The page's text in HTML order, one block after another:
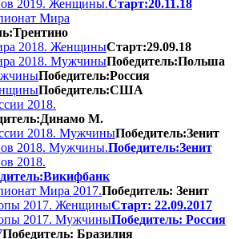
2019. Женщины.Старт:20.11.18
Мира
2018. ЖенщиныСтарт:29.09.18
2018. МужчиныПобедитель:Польша
Победитель:Россия
Победитель:США
2018.
М.
2018. МужчиныПобедитель:Зенит
2018. Мужчины.Победитель:Зенит
2018.
Мира 2017.Победитель: Зенит
2017. ЖенщиныСтарт: 22.09.2017
2017. МужчиныПобедитель: Россия
Победитель: Бразилия